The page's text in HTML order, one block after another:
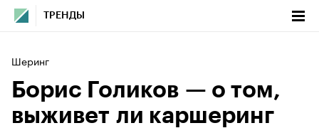
ТРЕНДЫ
Шеринг
Борис Голиков — о том,
выживет ли каршеринг